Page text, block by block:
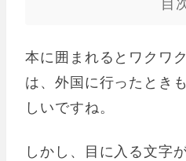
本に囲まれるとワクワ
は、外国に行ったとき
しいですね。
しかし、目に入る文字